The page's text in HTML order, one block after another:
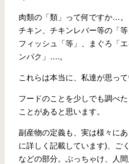
肉類の 「類」
って何ですか…。
チキン、チキンレバー等の 「等
フィッシュ「等」、まぐろ「
ンパク」….。
これらは本当に、私達が思っ
フードのことを少しでも調べ
ことがあると思います。
副産物の定義も、実は様々に
に詳しく記載しています)、ご
などの部分。ぶっちゃけ、人